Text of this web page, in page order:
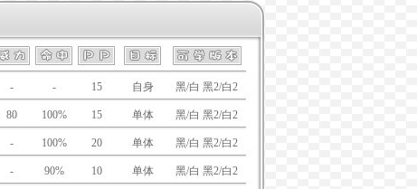
- - 15 自身 黑/白 黑2/白2
80 100% 15 单体 黑/白 黑2/白2
- 100% 20 单体 黑/白 黑2/白2
- 90% 10 单体 黑/白 黑2/白2